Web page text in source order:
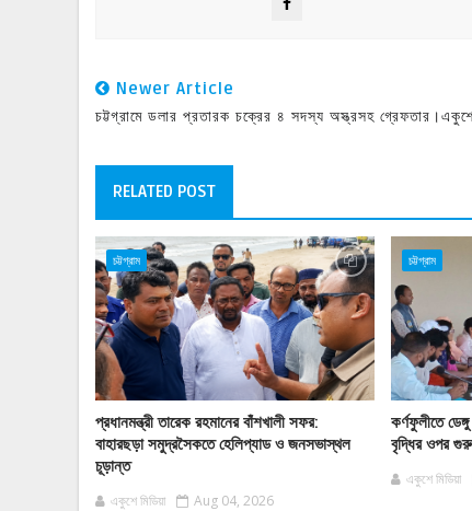
Newer Article
চট্টগ্রামে ডলার প্রতারক চক্রের ৪ সদস্য অস্ত্রসহ গ্রেফতার।একুশে
RELATED POST
চট্টগ্রাম
প্রধানমন্ত্রী তারেক রহমানের বাঁশখালী সফর:
বাহারছড়া সমুদ্রসৈকতে হেলিপ্যাড ও জনসভাস্থল
চূড়ান্ত
একুশে মিডিয়া Aug 04, 2026
চট্টগ্রাম
কর্ণফুলীতে
বৃদ্ধির ওপর
একুশে মিডিয়া